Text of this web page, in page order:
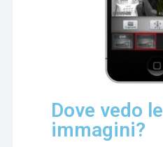
Dove vedo le
immagini?